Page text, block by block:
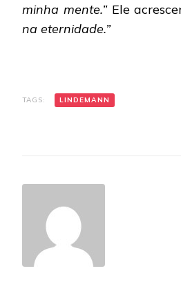
minha mente.”Ele
na eternidade.”
TAGS: LINDEMANN